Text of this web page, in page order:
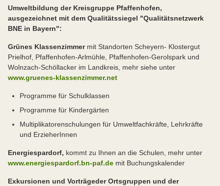
Umweltbildung der Kreisgruppe Pfaffenhofen,
ausgezeichnet mit dem Qualitätssiegel "Qualitätsnetzwerk
BNE in Bayern":
Grünes Klassenzimmermit Standorten Scheyern- Klostergut
Prielhof, Pfaffenhofen-Arlmühle, Pfaffenhofen-Gerolspark und
Wolnzach-Schöllacker im Landkreis, mehr siehe unter
www.gruenes-klassenzimmer.net
Programme für Schulklassen
Programme für Kindergärten
Multiplikatorenschulungen für Umweltfachkräfte, Lehrkräfte
und ErzieherInnen
Energiespardorf, kommt zu Ihnen an die Schulen, mehr unter
www.energiespardorf.bn-paf.de mit Buchungskalender
Exkursionen und Vorträgeder Ortsgruppen und der